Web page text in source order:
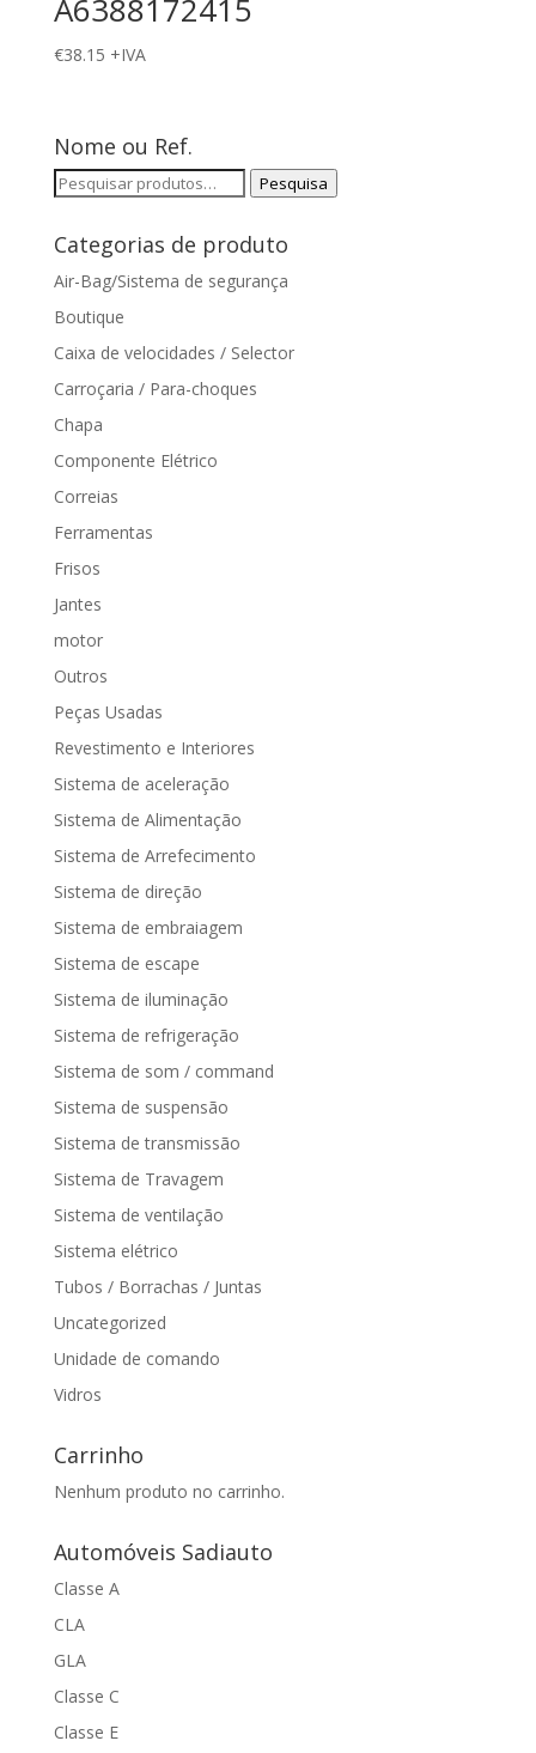
A6388172415
€38.15 +IVA
Nome ou Ref.
Pesquisar
Pesquisa
Categorias de produto
Air-Bag/Sistema de segurança
Boutique
Caixa de velocidades / Selector
Carroçaria / Para-choques
Chapa
Componente Elétrico
Correias
Ferramentas
Frisos
Jantes
motor
Outros
Peças Usadas
Revestimento e Interiores
Sistema de aceleração
Sistema de Alimentação
Sistema de Arrefecimento
Sistema de direção
Sistema de embraiagem
Sistema de escape
Sistema de iluminação
Sistema de refrigeração
Sistema de som / command
Sistema de suspensão
Sistema de transmissão
Sistema de Travagem
Sistema de ventilação
Sistema elétrico
Tubos / Borrachas / Juntas
Uncategorized
Unidade de comando
Vidros
Carrinho
Nenhum produto no carrinho.
Automóveis Sadiauto
Classe A
CLA
GLA
Classe C
Classe E